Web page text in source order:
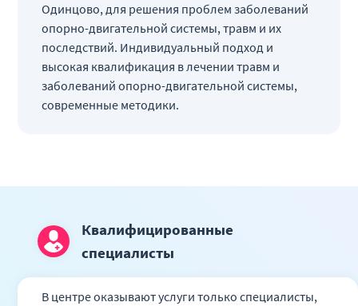
Одинцово, для решения проблем заболеваний
опорно-двигательной системы, травм и их
последствий. Индивидуальный подход и
высокая квалификация в лечении травм и
заболеваний опорно-двигательной системы,
современные методики.
Квалифицированные
специалисты
В центре оказывают услуги только специалисты,